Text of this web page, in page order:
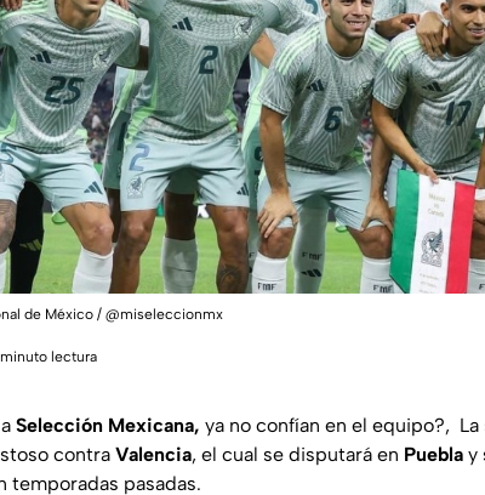
de México / @miseleccionmx
minuto lectura
Selección Mexicana, ya no confían en el equipo?,
contra Valencia, el cual se disputará en Puebla y
temporadas pasadas.